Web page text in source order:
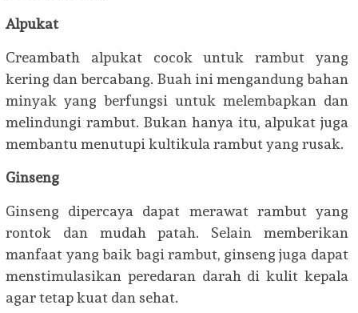
Alpukat
Creambath alpukat cocok untuk rambut yang
kering dan bercabang. Buah ini mengandung bahan
minyak yang berfungsi untuk melembapkan dan
melindungi rambut. Bukan hanya itu, alpukat juga
membantu menutupi kultikula rambut yang rusak.
Ginseng
Ginseng dipercaya dapat merawat rambut yang
rontok dan mudah patah. Selain memberikan
manfaat yang baik bagi rambut, ginseng juga dapat
menstimulasikan peredaran darah di kulit kepala
agar tetap kuat dan sehat.